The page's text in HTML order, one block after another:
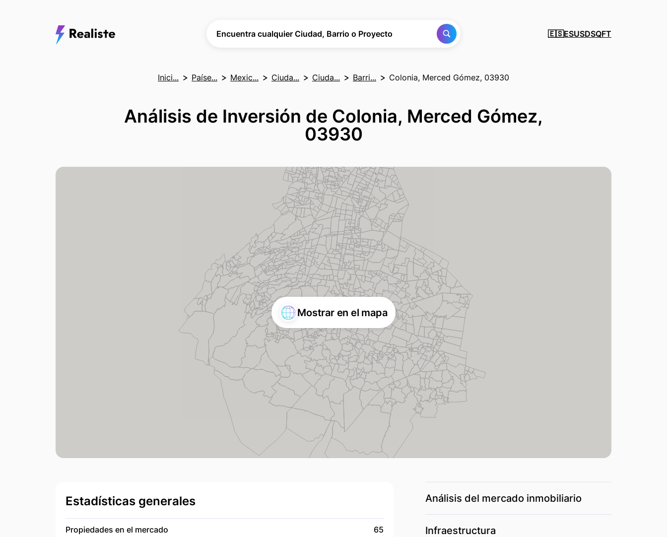
Encuentra cualquier Ciudad, Barrio o Proyecto
🇪🇸ESUSDSQFT
Inici... Paíse... Mexic... Ciuda... Ciuda... Barri... Colonia, Merced Gómez, 03930
Análisis de Inversión de Colonia, Merced Gómez,
03930
Mostrar en el mapa
Estadísticas generales
Propiedades en el mercado 65
Análisis del mercado inmobiliario
Infraestructura